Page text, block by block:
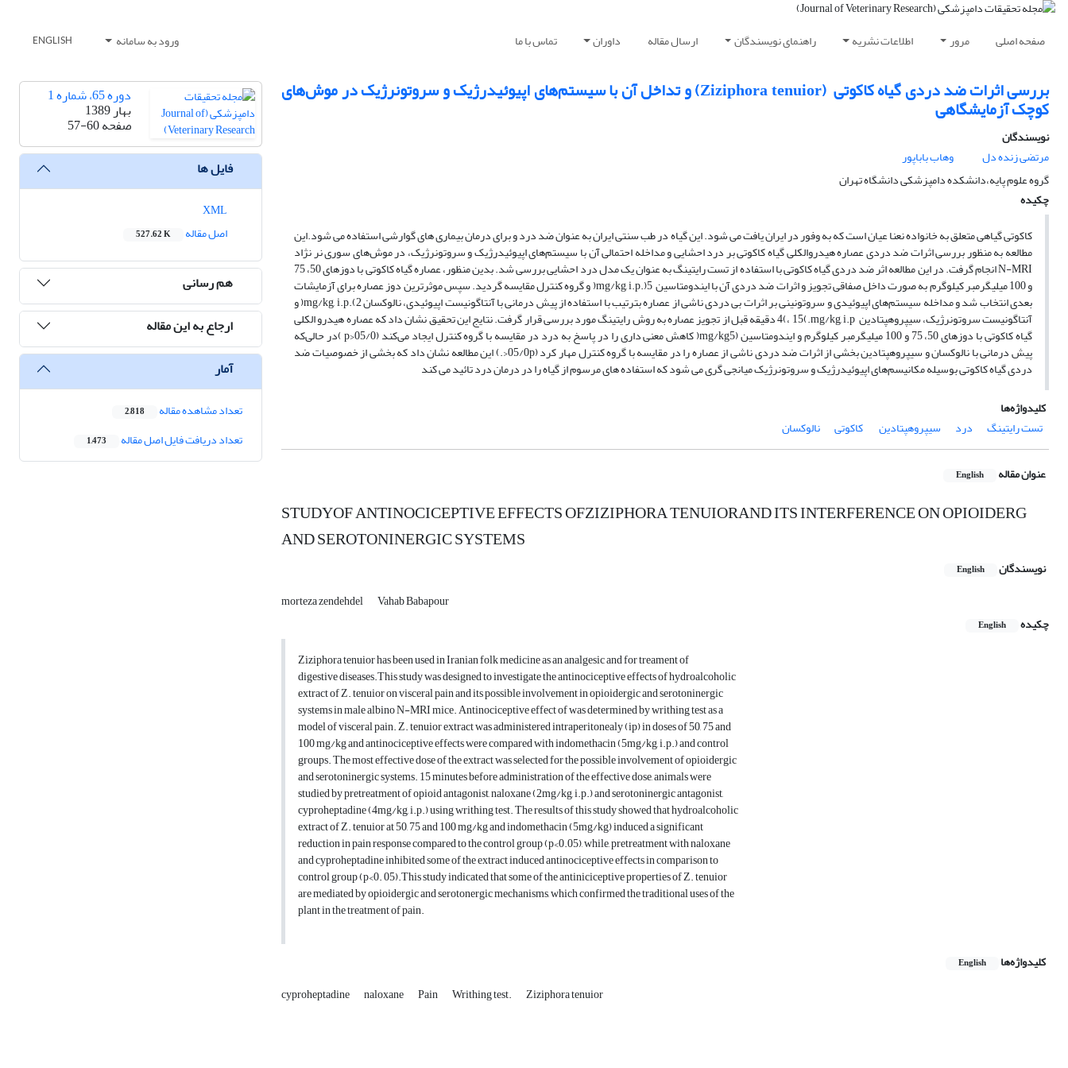
صفحه اصلی مرور اطلاعات نشریه راهنمای نویسندگان ارسال مقاله داوران تماس با ما ورود به سامانه ENGLISH
بررسی اثرات ضد دردی گیاه کاکوتی ‌ (Ziziphora tenuior)‌ و تداخل آن با سیستم‌های اپیوئیدرژیک و سروتونرژیک در موش‌های
کوچک آزمایشگاهی
نویسندگان
مرتضی زنده دل
وهاب باباپور
گروه علوم پایه،دانشکده دامپزشکی دانشگاه تهران
چکیده
کاکوتی گیاهی متعلق به خانواده نعنا عیان است که به وفور در ایران یافت می شود. این گیاه در طب سنتی ایران به عنوان ضد درد و برای درمان بیماری های گوارشی استفاده می شود.این
مطالعه به منظور بررسی اثرات ضد دردی عصاره هیدروالکلی گیاه کاکوتی بر درد احشایی و مداخله احتمالی آن با سیستم‌های اپیوئیدرژیک و سروتونرژیک، در موش‌های سوری نر نژاد
N-MRI انجام گرفت. در این مطالعه اثر ضد دردی گیاه کاکوتی با استفاده از تست رایتینگ به عنوان یک مدل درد احشایی بررسی شد. بدین منظور، عصاره گیاه کاکوتی با دوزهای 50، 75
و 100 میلیگرمبر کیلوگرم به صورت داخل صفاقی تجویز و اثرات ضد دردی آن با ایندومتاسین ‌ mg/kg, i.p.)5(‌ و گروه کنترل مقایسه گردید. سپس موثرترین دوز عصاره برای آزمایشات
بعدی انتخاب شد و مداخله سیستم‌های اپیوئیدی و سروتونینی بر اثرات بی دردی ناشی از عصاره بترتیب با استفاده از پیش درمانی با آنتاگونیست اپیوئیدی، نالوکسان mg/kg, i.p.(2(‌ و
آنتاگونیست سروتونرژیک، سیپروهپتادین ‌ mg/kg, i.p.)4(، 15 دقیقه قبل از تجویز عصاره به روش رایتینگ مورد بررسی قرار گرفت. نتایج این تحقیق نشان داد که عصاره هیدرو الکلی
گیاه کاکوتی با دوزهای 50، 75 و 100 میلیگرمبر کیلوگرم و ایندومتاسین (‌mg/kg5( ‌کاهش معنی داری را در پاسخ به درد در مقایسه با گروه کنترل ایجاد می‌کند (05/0<‌p )در حالی‌که
پیش درمانی با نالوکسان و سیپروهپتادین بخشی از اثرات ضد دردی ناشی از عصاره را در مقایسه با گروه کنترل مهار کرد (05/0p<‌.) این مطالعه نشان داد که بخشی از خصوصیات ضد
دردی گیاه کاکوتی بوسیله مکانیسم‌های اپیوئیدرژیک و سروتونرژیک میانجی گری می شود که استفاده های مرسوم از گیاه را در درمان درد تائید می کند
کلیدواژه‌ها
تست رایتینگ
درد سیپروهپتادین ‌ ‌کاکوتی نالوکسان
عنوان مقاله English
STUDYOF ANTINOCICEPTIVE EFFECTS OFZIZIPHORA TENUIORAND ITS INTERFERENCE ON OPIOIDERG
AND SEROTONINERGIC SYSTEMS
نویسندگان English
morteza zendehdel
Vahab Babapour
چکیده
English
Ziziphora tenuior has been used in Iranian folk medicine as an analgesic and for treament of
digestive diseases.This study was designed to investigate the antinociceptive effects of hydroalcoholic
extract of Z. tenuior on visceral pain and its possible involvement in opioidergic and serotoninergic
systems in male albino N-MRI mice. Antinociceptive effect of was determined by writhing test as a
model of visceral pain. Z. tenuior extract was administered intraperitonealy (ip) in doses of 50, 75 and
100 mg/kg and antinociceptive effects were compared with indomethacin (5mg/kg, i.p.) and control
groups. The most effective dose of the extract was selected for the possible involvement of opioidergic
and serotoninergic systems. 15 minutes before administration of the effective dose, animals were
studied by pretreatment of opioid antagonist, naloxane (2mg/kg, i.p.) and serotoninergic antagonist,
cyproheptadine (4mg/kg, i.p.) using writhing test. The results of this study showed that hydroalcoholic
extract of Z. tenuior at 50, 75 and 100 mg/kg and indomethacin (5mg/kg) induced a significant
reduction in pain response compared to the control group (p<0.05), while, pretreatment with naloxane
and cyproheptadine inhibited some of the extract induced antinociceptive effects in comparison to
control group (p<0. 05).This study indicated that some of the antiniciceptive properties of Z. tenuior
are mediated by opioidergic and serotonergic mechanisms, which confirmed the traditional uses of the
plant in the treatment of pain.
کلیدواژه‌ها English
cyproheptadine naloxane Pain Writhing test. Ziziphora tenuior
دوره 65، شماره 1
بهار 1389
صفحه57-60
فایل ها
اصل مقاله
527.62 K
هم رسانی
ارجاع به این مقاله
آمار
تعداد مشاهده مقاله 2,818
تعداد دریافت فایل اصل مقاله 1,473